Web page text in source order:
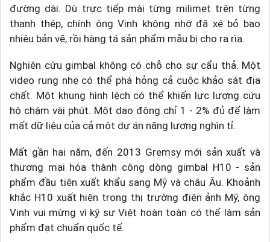
đường dài. Dù trực tiếp mài từng milimet trên từng
thanh thép, chính ông Vinh không nhớ đã xé bỏ bao
nhiêu bản vẽ, rồi hàng tá sản phẩm mẫu bị cho ra rìa.
Nghiên cứu gimbal không có chỗ cho sự cẩu thả. Một
video rung nhẹ có thể phá hỏng cả cuộc khảo sát địa
chất. Một khung hình lệch có thể khiến lực lượng cứu
hộ chậm vài phút. Một dao động chỉ 1 - 2% đủ để làm
mất dữ liệu của cả một dự án năng lượng nghìn tỉ.
Mất gần hai năm, đến 2013 Gremsy mới sản xuất và
thương mại hóa thành công dòng gimbal H10 - sản
phẩm đầu tiên xuất khẩu sang Mỹ và châu Âu. Khoảnh
khắc H10 xuất hiện trong thị trường điện ảnh Mỹ, ông
Vinh vui mừng vì kỹ sư Việt hoàn toàn có thể làm sản
phẩm đạt chuẩn quốc tế.